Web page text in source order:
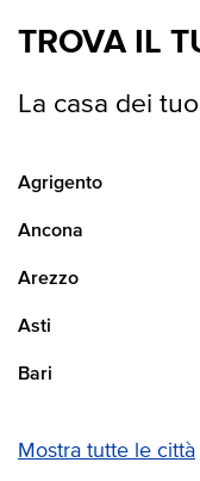
TROVA IL
La casa dei
Agrigento
Ancona
Arezzo
Asti
Bari
Mostra tutte le città